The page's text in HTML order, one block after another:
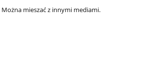
mieszać z innymi mediami.